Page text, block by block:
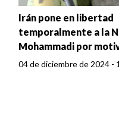
Irán pone en libertad
temporalmente a la
Mohammadi por
04 de diciembre de 2024 -